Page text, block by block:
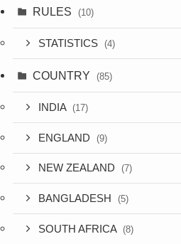
RULES (10)
STATISTICS (4)
COUNTRY (85)
INDIA (17)
ENGLAND (9)
NEW ZEALAND (7)
BANGLADESH (5)
SOUTH AFRICA (8)